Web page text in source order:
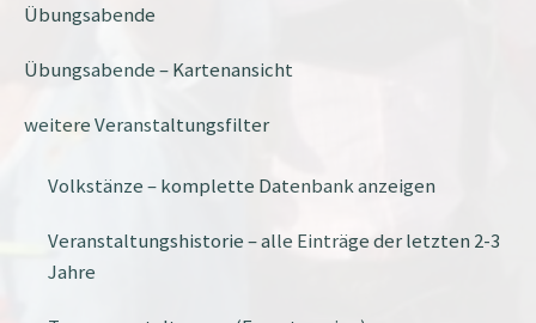
Übungsabende
Übungsabende – Kartenansicht
weitere Veranstaltungsfilter
Volkstänze – komplette Datenbank anzeigen
Veranstaltungshistorie – alle Einträge der letzten 2-3
Jahre